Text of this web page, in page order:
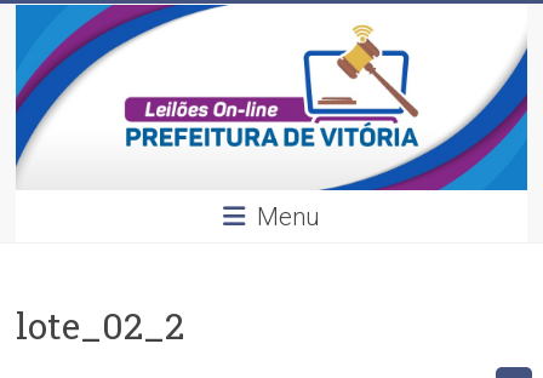
content
Leilões
Divulgação
dos
leilões
realizados
pela
Menu
lote_02_2